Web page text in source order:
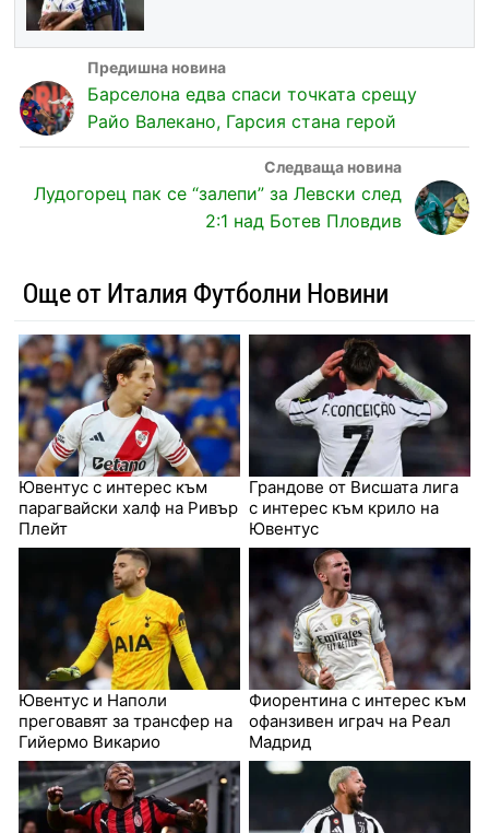
Барселона едва спаси точката срещу
Райо Валекано, Гарсия стана герой
Лудогорец пак се “залепи” за Левски след
2:1 над Ботев Пловдив
Още от Италия Футболни Новини
Ювентус с интерес към
парагвайски халф на Ривър
Плейт
Грандове от Висшата лига
с интерес към крило на
Ювентус
Ювентус и Наполи
преговавят за трансфер на
Гийермо Викарио
Фиорентина с интерес към
офанзивен играч на Реал
Мадрид